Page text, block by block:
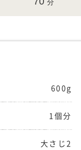
分
600g
1個分
大さじ2